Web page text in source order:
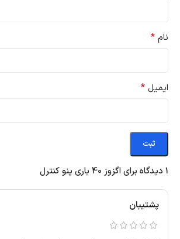
1 دیدگاه برای اگزوز 40 باری پنو کنترل
پشتیبان
نام *
ایمیل *